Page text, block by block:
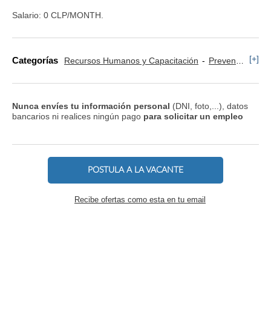
Salario: 0 CLP/MONTH.
Categorías Recursos Humanos y Capacitación Prevención y Riesgos Laborales [+]
Nunca envíes tu información personal (DNI, foto,...), datos
bancarios ni realices ningún pago para solicitar un empleo
POSTULA A LA VACANTE
Recibe ofertas como esta en tu email